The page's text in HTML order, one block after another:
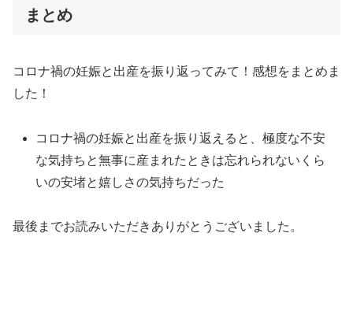
まとめ
コロナ禍の妊娠と出産を振り返ってみて！感想をまとめま
した！
コロナ禍の妊娠と出産を振り返えると、極度な不安
な気持ちと無事に産まれたときは忘れられないくら
いの安堵と嬉しさの気持ちだった
最後までお読みいただきありがとうございました。